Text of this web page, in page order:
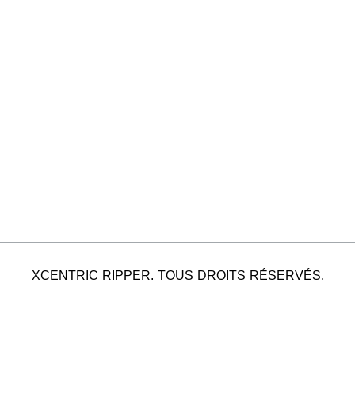
XCENTRIC RIPPER. TOUS DROITS RÉSERVÉS.